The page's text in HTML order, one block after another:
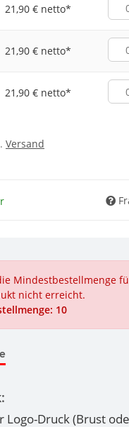
21,90 € netto*
21,90 € netto*
21,90 € netto*
Versand
Mindestbestellmenge
nicht erreicht.
10
Logo-Druck (Brust